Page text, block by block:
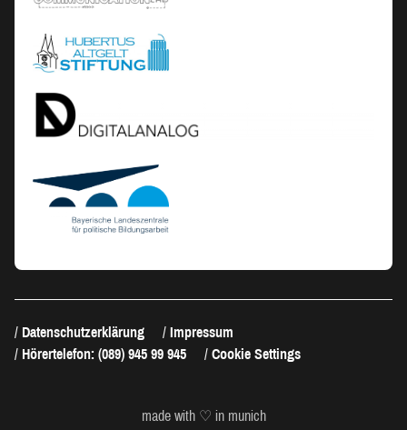
Datenschutzerklärung
Impressum
Hörertelefon: (089) 945 99 945
Cookie Settings
made with ♡ in munich